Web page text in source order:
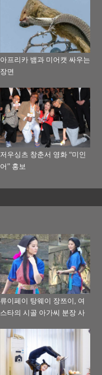
아프리카 뱀과 미어캣 싸우는
장면
저우싱츠 창춘서 영화 “미인
어” 홍보
류이페이 탕웨이 장쯔이, 여
스타의 시골 아가씨 분장 사